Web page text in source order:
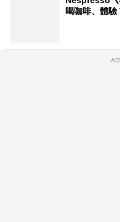
喝咖啡、體